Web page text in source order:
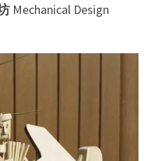
Mechanical Design